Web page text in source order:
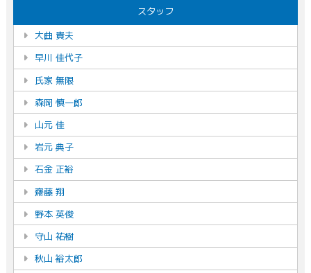
スタッフ
大曲 貴夫
早川 佳代子
氏家 無限
森岡 慎一郎
山元 佳
岩元 典子
石金 正裕
齋藤 翔
野本 英俊
守山 祐樹
秋山 裕太郎